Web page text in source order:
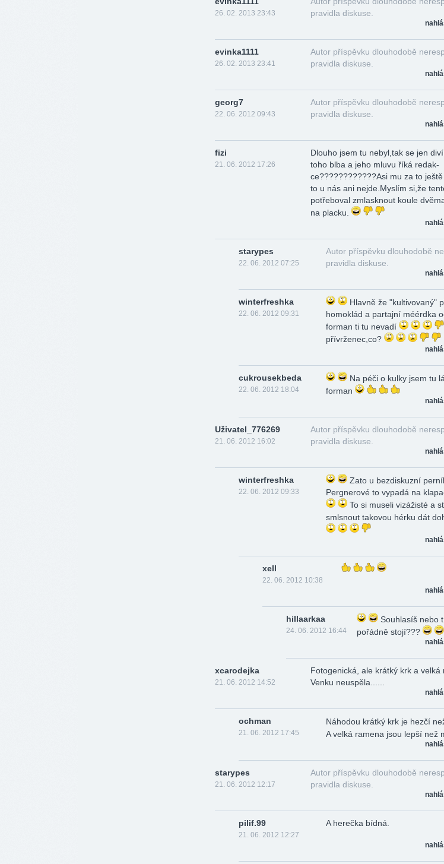
26. 02. 2013 23:43
pravidla diskuse.
evinka1111
26. 02. 2013 23:41
Autor příspěvku dlouhodobě
pravidla diskuse.
georg7
22. 06. 2012 09:43
Autor příspěvku dlouhodobě
pravidla diskuse.
fizi
21. 06. 2012 17:26
Dlouho jsem tu nebyl,tak se jen
toho blba a jeho mluvu říká redak­
ce????­??????­??Asi mu za to
to u nás ani nejde.Myslím si,že
potřeboval zmlasknout koule
na placku.
starypes
22. 06. 2012 07:25
Autor příspěvku dlouhodobě
pravidla diskuse.
winterfreshka
22. 06. 2012 09:31
Hlavně že "kultivovaný"
homoklád a partajní méérdka
forman ti tu nevadí
přívrženec,co?
cukrousekbeda
22. 06. 2012 18:04
Na péči o kulky jsem tu
forman
Uživatel_776269
21. 06. 2012 16:02
Autor příspěvku dlouhodobě
pravidla diskuse.
winterfreshka
22. 06. 2012 09:33
Zato u bezdiskuzní
Pergnerové to vypadá na
To si museli vizážisté a
smlsnout takovou hérku dát
xell
22. 06. 2012 10:38
hillaarkaa
24. 06. 2012 16:44
Souhlasíš nebo
pořádně stojí???
xcarodejka
21. 06. 2012 14:52
Fotogenická, ale krátký krk a velká
Venku neuspěla......
ochman
21. 06. 2012 17:45
Náhodou krátký krk je hezčí
A velká ramena jsou lepší než
starypes
21. 06. 2012 12:17
Autor příspěvku dlouhodobě
pravidla diskuse.
pilif.99
21. 06. 2012 12:27
A herečka bídná.